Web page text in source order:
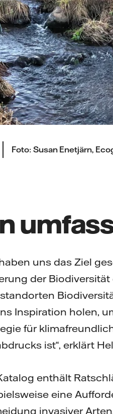
Foto: Susan Enetjärn,
uns das Ziel
der
Inspiration holen,
für
ist“, erklärt
enthält
eine
invasiver